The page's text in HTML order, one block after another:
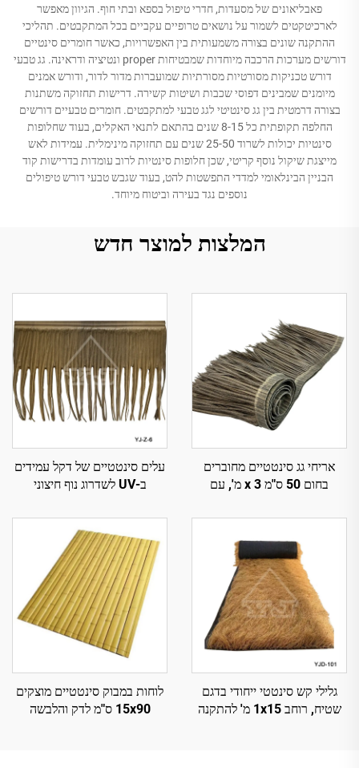
פאבליאונים של מסעדות, חדרי טיפול בספא ובתי חוף. הגיוון מאפשר
לארכיטקטים לשמור על נושאים טרופיים עקביים בכל המתקבטים. תהליכי
ההתקנה שונים בצורה משמעותית בין האפשרויות, כאשר חומרים סינטיים
דורשים מערכות הרכבה מיוחדות שמבטיחות proper ונטיציה ודראינה. גג טבעי
דורש טכניקות מסורטיות מסורתיות שמועברות מדור לדור, ודורש אמנים
מיומנים שמבינים דפוסי שכבות ושיטות קשירה. דרישות תחזוקה משתנות
בצורה דרמטית בין גג סינטיטי לגג טבעי למתקבטים. חומרים טבעיים דורשים
החלפה תקופתית כל 8-15 שנים בהתאם לתנאי האקלים, בעוד שחלופות
סינטיות יכולות לשרוד 25-50 שנים עם תחזוקה מינימלית. עמידות לאש
מייצגת שיקול נוסף קריטי, שכן חלופות סינטיות לרוב עומדות בדרישות קוד
הבניין הבינלאומי למדדי התפשטות להט, בעוד שגבש טבעי דורש טיפולים
נוספים נגד בעירה וביטוח מיוחד.
המלצות למוצר חדש
אריחי גג סינטטיים מחוברים
בחום 50 ס"מ x 3 מ', עם
עלים סינטטיים של דקל עמידים
ב-UV לשדרוג נוף חיצוני
גלילי קש סינטטי ייחודי בדגם
שטיח, רוחב 1x15 מ' להתקנה
לוחות במבוק סינטטיים מוצקים
15x90 ס"מ לדק והלבשה